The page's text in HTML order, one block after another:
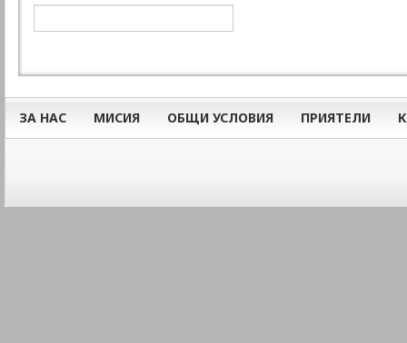
ЗА НАС МИСИЯ ОБЩИ УСЛОВИЯ ПРИЯТЕЛИ